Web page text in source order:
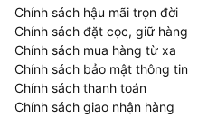
Chính sách hậu mãi trọn đời
Chính sách đặt cọc, giữ hàng
Chính sách mua hàng từ xa
Chính sách bảo mật thông tin
Chính sách thanh toán
Chính sách giao nhận hàng